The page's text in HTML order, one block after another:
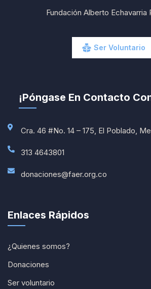
Fundación Alberto Echavarria
Ser Voluntario
¡Póngase En Contacto
Cra. 46 #No. 14 – 175, El Poblado,
313 4643801
donaciones@faer.org.co
Enlaces Rápidos
¿Quienes somos?
Donaciones
Ser voluntario